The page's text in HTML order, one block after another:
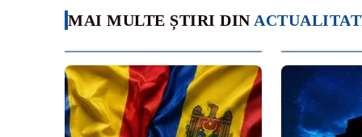
MAI MULTE ȘTIRI DIN